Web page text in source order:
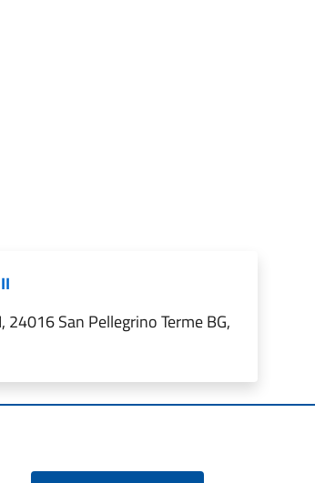
24016 San Pellegrino Terme BG,